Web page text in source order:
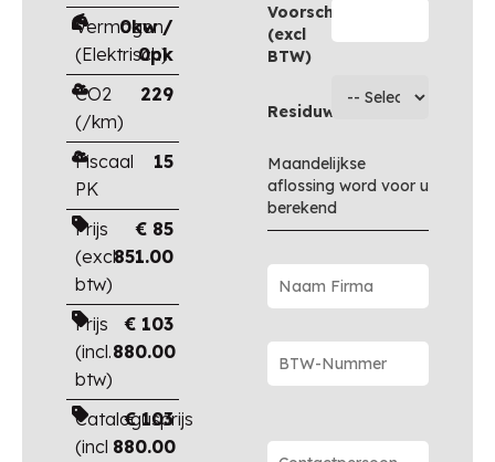
Vermogen
(Elektrisch)
0kw /
0pk
CO2
(/km)
229
Fiscaal
PK
15
Prijs
(excl.
btw)
€ 85
851.00
Prijs
(incl.
btw)
€ 103
880.00
Catalogusprijs
(incl
€103
880.00
Voorschot
(excl
BTW)
Residuwaarde
Maandelijkse
aflossing word voor u
berekend